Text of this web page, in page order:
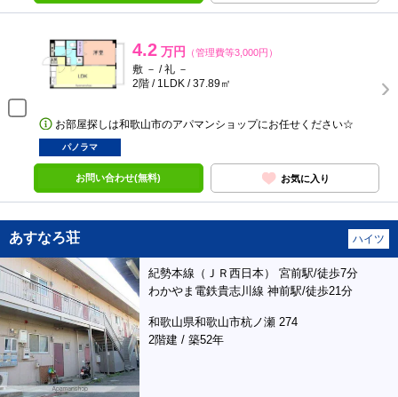
4.2 万円 （管理費等3,000円）
敷 － / 礼 －
2階 / 1LDK / 37.89㎡
お部屋探しは和歌山市のアパマンショップにお任せください☆
パノラマ
お問い合わせ(無料) お気に入り
あすなろ荘 ハイツ
紀勢本線（ＪＲ西日本） 宮前駅/徒歩7分
わかやま電鉄貴志川線 神前駅/徒歩21分
和歌山県和歌山市杭ノ瀬 274
2階建 / 築52年